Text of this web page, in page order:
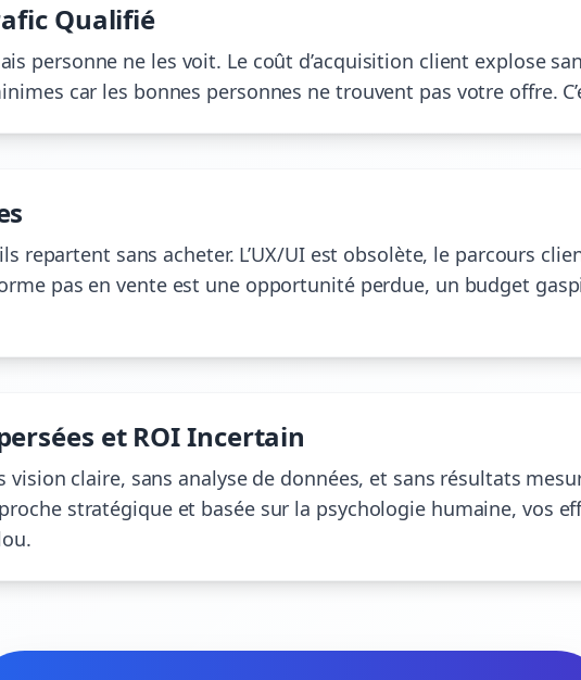
Qualifié
personne ne les voit. Le coût d’acquisition client explose
car les bonnes personnes ne trouvent pas votre offre.
repartent sans acheter. L’UX/UI est obsolète, le parcours
pas en vente est une opportunité perdue, un budget
et ROI Incertain
claire, sans analyse de données, et sans résultats
stratégique et basée sur la psychologie humaine, vos